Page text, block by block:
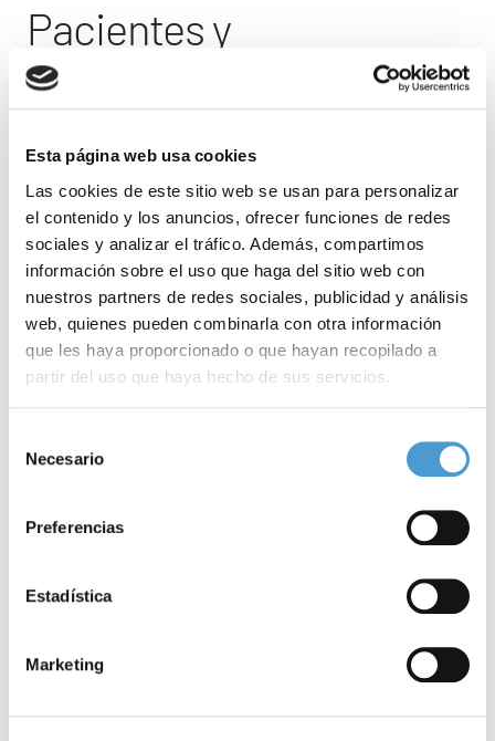
Esta página web usa cookies
Las cookies de este sitio web se usan para personalizar
el contenido y los anuncios, ofrecer funciones de redes
sociales y analizar el tráfico. Además, compartimos
información sobre el uso que haga del sitio web con
nuestros partners de redes sociales, publicidad y análisis
web, quienes pueden combinarla con otra información
que les haya proporcionado o que hayan recopilado a
partir del uso que haya hecho de sus servicios.
de cookies
Necesario
Preferencias
Estadística
Marketing
Pacientes y
especialistas reclaman
que España financie las
nuevas terapias frente al
alzhéimer
Hace unos días, la Comisión Interministerial de Precios de los
Medicamentos (CIPM) decidía no financiar dos nuevas
terapias autorizadas en Europa, capaces de ralentizar la
progresión del alzhéimer en pacientes
DE INTERÉS